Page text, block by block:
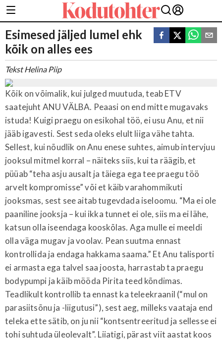
Esimesed jäljed lumel ehk
kõik on alles ees
Tekst Helina Piip
Kõik on võimalik, kui julged muutuda, teab ETV
saatejuht ANU VÄLBA. Peaasi on end mitte mugavaks
istuda! Kuigi praegu on esikohal töö, ei usu Anu, et nii
jääb igavesti. Sest seda oleks elult liiga vähe tahta.
Sellest, kui nõudlik on Anu enese suhtes, aimub intervjuu
jooksul mitmel korral – näiteks siis, kui ta räägib, et
püüab “teha asju ausalt ja täiega ega tee praegu töö
arvelt kompromisse” või et käib varahommikuti
jooksmas, sest see aitab tugevdada iseloomu. “Ma ei ole
paaniline jooksja – kui ikka tunnet ei ole, siis ma ei lähe,
katsun olla iseendaga kooskõlas. Aga mulle ei meeldi
olla väga mugav ja voolav. Pean suutma ennast
kontrollida ja endaga hakkama saama.” Et Anu talisporti
ei armasta ega talvel saa joosta, harrastab ta praegu
bodypumpi ja käib mööda Pirita teed kõndimas.
Teadlikult kontrollib ta ennast ka teleekraanil (“mul on
parasiitsõnu ja -liigutusi”), sest aeg, milleks vaataja end
teleka ette sätib, on ju nii “kontsentreeritud ja sellesse ei
tohi suhtuda üleolevalt”. Liiatigi, pärast viit aastat koos